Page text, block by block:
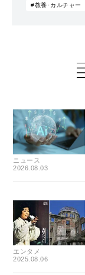
#教養･カルチャー
ニュース
2026.08.03
エンタメ
2025.08.06